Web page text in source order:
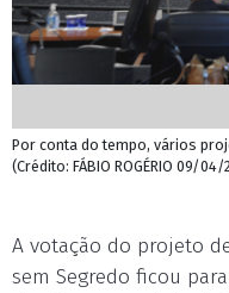
Por conta do tempo, vários
(Crédito: FÁBIO ROGÉRIO 09/04/
A votação do projeto
sem Segredo ficou